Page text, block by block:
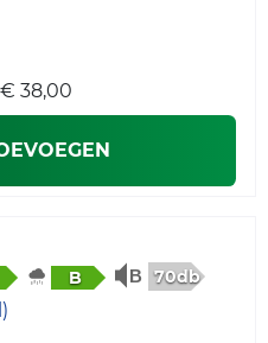
€ 38,00
B 70db